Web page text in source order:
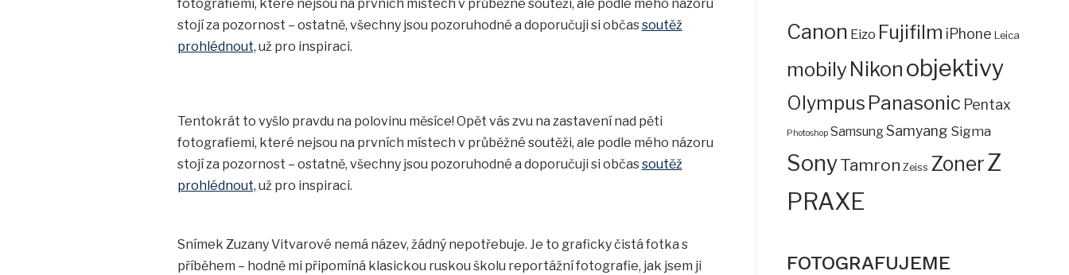
fotografiemi, které nejsou na prvních místech v průběžné soutěži, ale podle mého názoru
stojí za pozornost – ostatně, všechny jsou pozoruhodné a doporučuji si občassoutěž
prohlédnout, už pro inspiraci.
Tentokrát to vyšlo pravdu na polovinu měsíce! Opět vás zvu na zastavení nad pěti
fotografiemi, které nejsou na prvních místech v průběžné soutěži, ale podle mého názoru
stojí za pozornost – ostatně, všechny jsou pozoruhodné a doporučuji si občassoutěž
prohlédnout, už pro inspiraci.
Snímek Zuzany Vitvarové nemá název, žádný nepotřebuje. Je to graficky čistá fotka s
příběhem – hodně mi připomíná klasickou ruskou školu reportážní fotografie, jak jsem ji
Canon Eizo Fujifilm iPhone Leica
mobilyNikon objektivy
Olympus Panasonic Pentax
Photoshop SamsungSamyang Sigma
SonyTamron Zeiss ZonerZ
PRAXE
FOTOGRAFUJEME